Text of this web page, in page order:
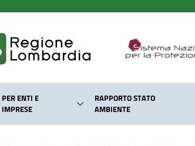
PER ENTI E
IMPRESE
RAPPORTO STATO
AMBIENTE